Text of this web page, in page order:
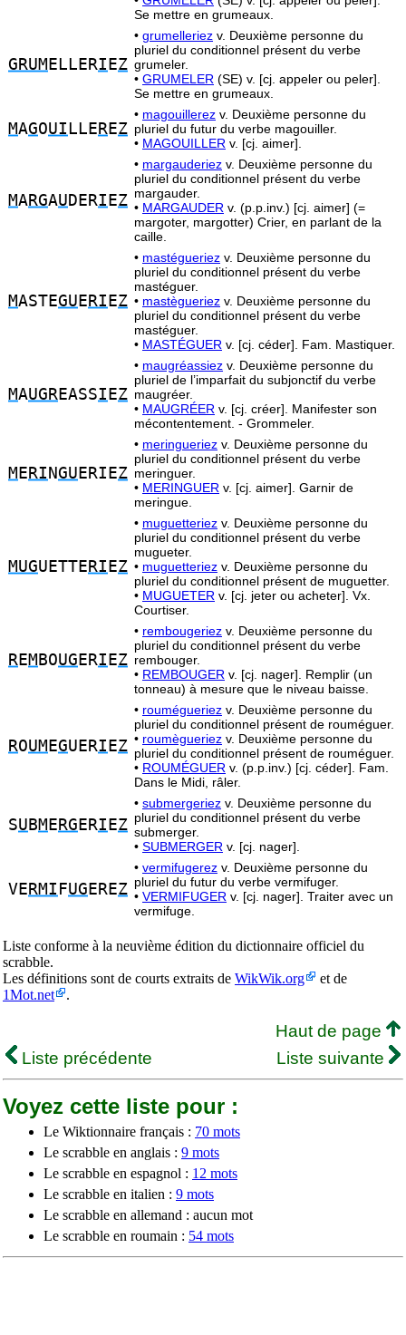
Se mettre en grumeaux.
GRUM ELLERI EZ
• grumelleriez v. Deuxième personne du
pluriel du conditionnel présent du verbe
grumeler.
• GRUMELER (SE) v. [cj. appeler ou peler].
Se mettre en grumeaux.
MAGOUI LLE REZ
• magouillerez v. Deuxième personne du
pluriel du futur du verbe magouiller.
• MAGOUILLER v. [cj. aimer].
MARGAU DERI EZ
• margauderiez v. Deuxième personne du
pluriel du conditionnel présent du verbe
margauder.
• MARGAUDER v. (p.p.inv.) [cj. aimer] (=
margoter, margotter) Crier, en parlant de la
caille.
MASTEGU E RI EZ
• mastégueriez v. Deuxième personne du
pluriel du conditionnel présent du verbe
mastéguer.
• mastègueriez v. Deuxième personne du
pluriel du conditionnel présent du verbe
mastéguer.
• MASTÉGUER v. [cj. céder]. Fam. Mastiquer.
MAUGREASSI EZ
• maugréassiez v. Deuxième personne du
pluriel de l’imparfait du subjonctif du verbe
maugréer.
• MAUGRÉER v. [cj. créer]. Manifester son
mécontentement. - Grommeler.
M E RI NGU ERIEZ
• meringueriez v. Deuxième personne du
pluriel du conditionnel présent du verbe
meringuer.
• MERINGUER v. [cj. aimer]. Garnir de
meringue.
MUGUETTE RI EZ
• muguetteriez v. Deuxième personne du
pluriel du conditionnel présent du verbe
mugueter.
• muguetteriez v. Deuxième personne du
pluriel du conditionnel présent de muguetter.
• MUGUETER v. [cj. jeter ou acheter]. Vx.
Courtiser.
REM BOUG ERI EZ
• rembougeriez v. Deuxième personne du
pluriel du conditionnel présent du verbe
rembouger.
• REMBOUGER v. [cj. nager]. Remplir (un
tonneau) à mesure que le niveau baisse.
ROUM EGUERI EZ
• roumégueriez v. Deuxième personne du
pluriel du conditionnel présent de rouméguer.
• roumègueriez v. Deuxième personne du
pluriel du conditionnel présent de rouméguer.
• ROUMÉGUER v. (p.p.inv.) [cj. céder]. Fam.
Dans le Midi, râler.
SU BM E RG ERI EZ
• submergeriez v. Deuxième personne du
pluriel du conditionnel présent du verbe
submerger.
• SUBMERGER v. [cj. nager].
VE RMI FUG EREZ
• vermifugerez v. Deuxième personne du
pluriel du futur du verbe vermifuger.
• VERMIFUGER v. [cj. nager]. Traiter avec un
vermifuge.
Liste conforme à la neuvième édition du dictionnaire officiel du
scrabble.
Les définitions sont de courts extraits de WikWik.org
et de
1Mot.net
.
Haut de page
Liste précédente
Liste suivante
Voyez cette liste pour :
Le Wiktionnaire français : 70 mots
Le scrabble en anglais : 9 mots
Le scrabble en espagnol : 12 mots
Le scrabble en italien : 9 mots
Le scrabble en allemand : aucun mot
Le scrabble en roumain : 54 mots